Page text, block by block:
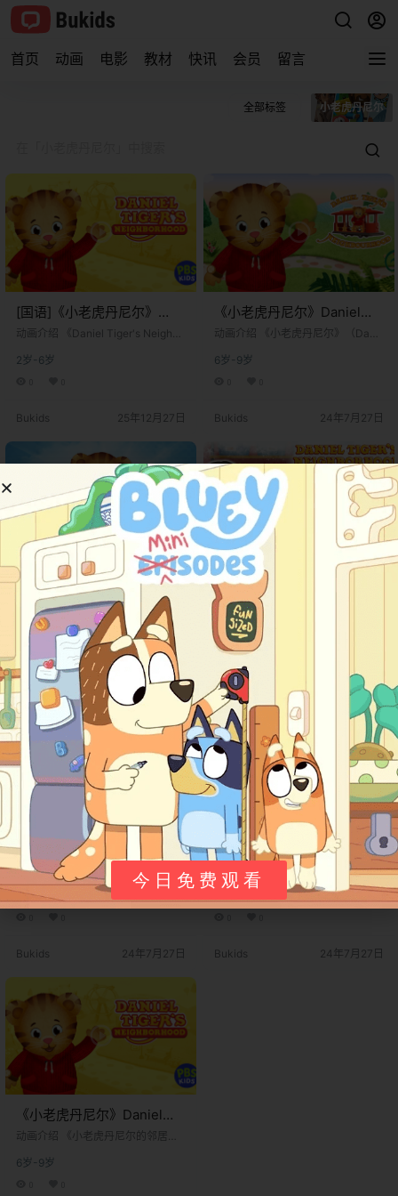
首页 动画 电影 教材 快讯 会员 留言
全部标签 小老虎丹尼尔
[国语]《小老虎丹尼尔》
Daniel Tiger’s
季 第一辑 [全100集]
动画介绍 《Daniel Tiger's Neighbo
制作的里程碑式学龄前儿童动画剧
“邻里社区”，主角是一只名叫丹尼尔
每一天，丹尼尔都在家人和邻居的
陪伴下，学习如何成为一个善良、
有韧性且善于理解他…
2岁-6岁
Bukids 25年12月27日
《小老虎丹尼尔》Daniel
Tiger’s Neighborhood BBC
动画介绍 《小老虎丹尼尔》（Dani
为学龄前儿童设计的教育动画系
的叙述方式，将温暖和关怀的教育
尼尔虎（Daniel Tiger）是一只富有
好奇心和同理心的小老虎，带领观
众们一起探索生活中的大小事…
6岁-9岁
Bukids 24年7月27日
《小老虎丹尼尔》Daniel
Tiger’s Neighborhood英文
版 第五季 [全9集]
动画介绍 《小老虎丹尼尔的邻居
们》（英文原名：Daniel Tiger's N
eighborhood）是一部由 美国公共
电视网儿童频道（PBS Kids）​ 于 2
012年9月3日​ 首播的经典学龄前儿
童动画系列。该系列是传奇儿童电
视节目 《罗杰斯先生的邻居们》
（Mister Rogers' Neighborhood）​
的动画续作，由 安吉拉·C·桑托梅罗
（Angela C.…
6岁-9岁
0
Bukids 24年7月27日
《小老虎丹尼尔》Daniel
Tiger’s Neighborhood英文
版 第四季 [全10集]
动画介绍 《小老虎丹尼尔的邻居
们》（英文原名：Daniel Tiger's N
eighborhood）是一部由 美国公共
电视网儿童频道（PBS Kids）​ 于 2
012年9月3日​ 首播的经典学龄前儿
童动画系列。该系列是传奇儿童电
视节目 《罗杰斯先生的邻居们》
（Mister Rogers' Neighborhood）​
的动画续作，由 安吉拉·C·桑托梅罗
（Angela C.…
6岁-9岁
0 0
Bukids 24年7月27日
《小老虎丹尼尔》Daniel
Tiger’s Neighborhood英文
版 第三季 [全10集]
动画介绍 《小老虎丹尼尔的邻居
们》（英文原名：Daniel Tiger's N
eighborhood）是一部由 美国公共
电视网儿童频道（PBS Kids）​ 于 2
视节目 《罗杰斯先生的邻居们》
（Angela C.…
6岁-9岁
Bukids 24年7月27日
《小老虎丹尼尔》Daniel
Tiger’s Neighborhood英文
版 第二季 [全10集]
动画介绍 《小老虎丹尼尔的邻居
们》（英文原名：Daniel Tiger's N
eighborhood）是一部由 美国公共
电视网儿童频道（PBS Kids）​ 于 2
视节目 《罗杰斯先生的邻居们》
Bukids 24年7月27日
《小老虎丹尼尔》Daniel
Tiger’s Neighborhood英文
动画介绍 《小老虎丹尼尔的邻居
eighborhood）是一部由 美国公共
6岁-9岁
今日免费观看